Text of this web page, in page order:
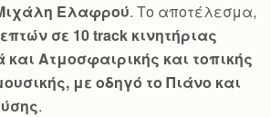
Ελαφρού. Το αποτέλεσμα,
σε 10track κινητήριας
και Ατμοσφαιρικής και τοπικής
με οδηγό το Πιάνο και
.